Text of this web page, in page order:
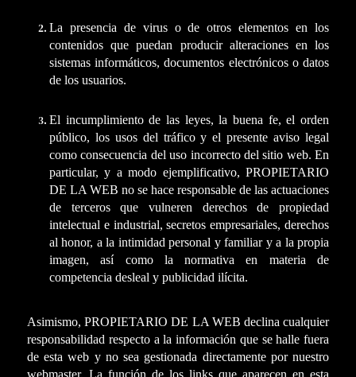
La presencia de virus o de otros elementos en los
contenidos que puedan producir alteraciones en los
sistemas informáticos, documentos electrónicos o datos
de los usuarios.
El incumplimiento de las leyes, la buena fe, el orden
público, los usos del tráfico y el presente aviso legal
como consecuencia del uso incorrecto del sitio web. En
particular, y a modo ejemplificativo, PROPIETARIO
DE LA WEB no se hace responsable de las actuaciones
de terceros que vulneren derechos de propiedad
intelectual e industrial, secretos empresariales, derechos
al honor, a la intimidad personal y familiar y a la propia
imagen, así como la normativa en materia de
competencia desleal y publicidad ilícita.
Asimismo, PROPIETARIO DE LA WEB declina cualquier
responsabilidad respecto a la información que se halle fuera
de esta web y no sea gestionada directamente por nuestro